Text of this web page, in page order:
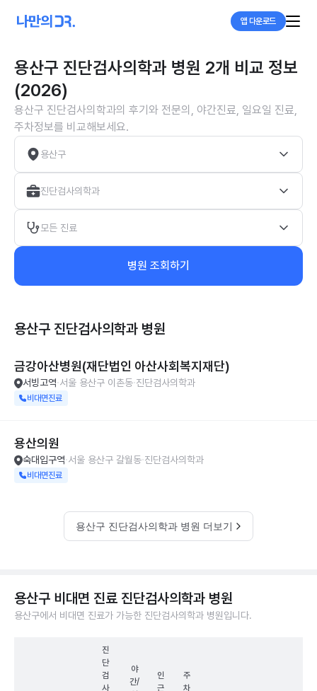
앱 다운로드
용산구 진단검사의학과 병원 2개 비교 정보
(2026)
용산구 진단검사의학과의 후기와 전문의, 야간진료, 일요일 진료,
주차정보를 비교해보세요.
용산구
진단검사의학과
모든 진료
병원 조회하기
용산구 진단검사의학과 병원
금강아산병원(재단법인 아산사회복지재단)
서빙고역 서울 용산구 이촌동 진단검사의학과
비대면진료
용산의원
숙대입구역 서울 용산구 갈월동 진단검사의학과
비대면진료
용산구 진단검사의학과 병원 더보기
용산구 비대면 진료 진단검사의학과 병원
용산구에서 비대면 진료가 가능한 진단검사의학과 병원입니다.
진
단
검
사
야
간/
인
근
주
차